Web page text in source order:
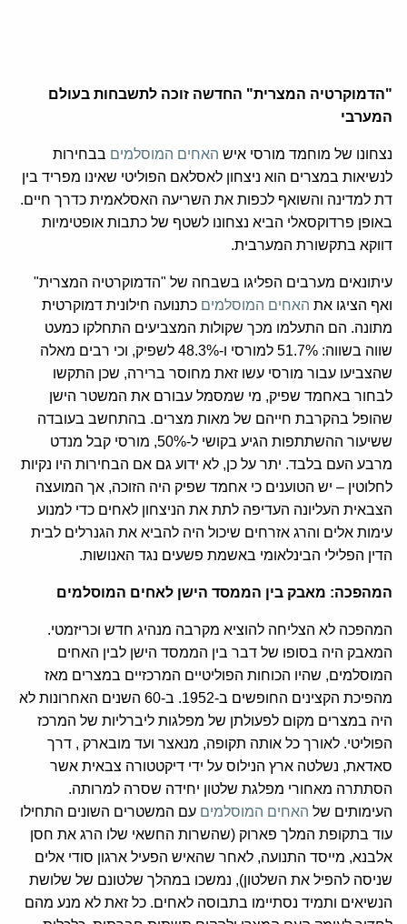
"הדמוקרטיה המצרית" החדשה זוכה לתשבחות בעולם
המערבי
נצחונו של מוחמד מורסי איש האחים המוסלמים בבחירות
לנשיאות במצרים הוא ניצחון לאסלאם הפוליטי שאינו מפריד בין
דת למדינה והשואף לכפות את השריעה האסלאמית כדרך חיים.
באופן פרדוקסאלי הביא נצחונו לשטף של כתבות אופטימיות
דווקא בתקשורת המערבית.
עיתונאים מערבים הפליגו בשבחה של "הדמוקרטיה המצרית"
ואף הציגו את האחים המוסלמים כתנועה חילונית דמוקרטית
מתונה. הם התעלמו מכך שקולות המצביעים התחלקו כמעט
שווה בשווה: 51.7% למורסי ו-48.3% לשפיק, וכי רבים מאלה
שהצביעו עבור מורסי עשו זאת מחוסר ברירה, שכן התקשו
לבחור באחמד שפיק, מי שמסמל עבורם את המשטר הישן
שהופל בהקרבת חייהם של מאות מצרים. בהתחשב בעובדה
ששיעור ההשתתפות הגיע בקושי ל-50%, מורסי קבל מנדט
מרבע העם בלבד. יתר על כן, לא ידוע גם אם הבחירות היו נקיות
לחלוטין – יש הטוענים כי אחמד שפיק היה הזוכה, אך המועצה
הצבאית העליונה העדיפה לתת את הניצחון לאחים כדי למנוע
עימות אלים והרג אזרחים שיכול היה להביא את הגנרלים לבית
הדין הפלילי הבינלאומי באשמת פשעים נגד האנושות.
המהפכה: מאבק בין הממסד הישן לאחים המוסלמים
המהפכה לא הצליחה להוציא מקרבה מנהיג חדש וכריזמטי.
המאבק היה בסופו של דבר בין הממסד הישן לבין האחים
המוסלמים, שהיו הכוחות הפוליטיים המרכזיים במצרים מאז
מהפיכת הקצינים החופשים ב-1952. ב-60 השנים האחרונות לא
היה במצרים מקום לפעולתן של מפלגות ליברליות של המרכז
הפוליטי. לאורך כל אותה תקופה, מנאצר ועד מובארק , דרך
סאדאת, נשלטה ארץ הנילוס על ידי דיקטטורה צבאית אשר
הסתתרה מאחורי מפלגת שלטון יחידה שסרה למרותה.
העימותים של האחים המוסלמים עם המשטרים השונים התחילו
עוד בתקופת המלך פארוק (שהשרות החשאי שלו הרג את חסן
אלבנא, מייסד התנועה, לאחר שהאיש הפעיל ארגון סודי אלים
שניסה להפיל את השלטון), נמשכו במהלך שלטונם של שלושת
הנשיאים ותמיד נסתיימו בתבוסה לאחים. כל זאת לא מנע מהם